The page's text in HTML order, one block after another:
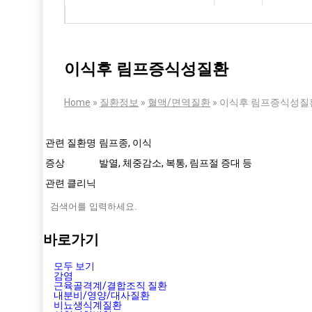
이식후 림프증식성질환
Home » 질환정보 » 혈액/면역질환 » 이식후 림프증식성질
관련 질환명 림프종, 이식
증상
발열, 체중감소, 복통, 림프절 증대 등
관련 클리닉
바로가기
모두 보기
감염
근육골격계/결합조직 질환
내분비/영양/대사질환
비뇨생식계질환